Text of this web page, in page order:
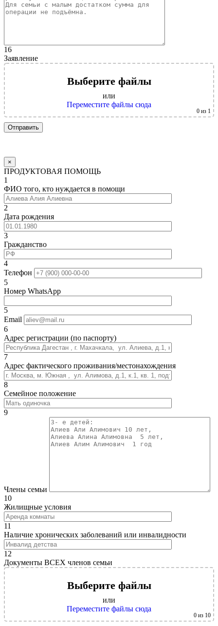
16
Заявление
Выберите файлы
или
Переместите файлы сюда
0 из 1
×
ПРОДУКТОВАЯ ПОМОЩЬ
1
ФИО того, кто нуждается в помощи
2
Дата рождения
3
Гражданство
4
Телефон
5
Номер WhatsApp
5
Email
6
Адрес регистрации (по паспорту)
7
Адрес фактического проживания/местонахождения
8
Семейное положение
9
Члены семьи
10
Жилищные условия
11
Наличие хронических заболеваний или инвалидности
12
Документы ВСЕХ членов семьи
Выберите файлы
или
Переместите файлы сюда
0 из 10